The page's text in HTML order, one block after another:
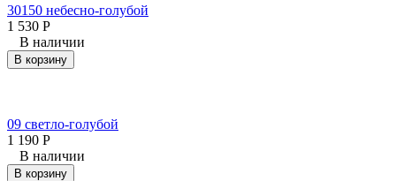
30150 небесно-голубой
1 530 Р
В наличии
В корзину
09 светло-голубой
1 190 Р
В наличии
В корзину